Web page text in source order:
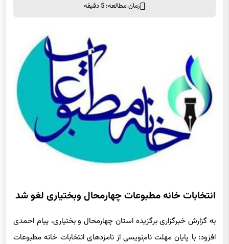
زمان مطالعه: 5 دقیقه
انتخابات خانه مطبوعات چهارمحال وبختیاری لغو شد
به گزارش خبرگزاری برگزیده استان چهارمحال و بختیاری، پیام احمدی
افزود: با پایان مهلت نام‌نویسی از نامزدهای انتخابات خانه مطبوعات